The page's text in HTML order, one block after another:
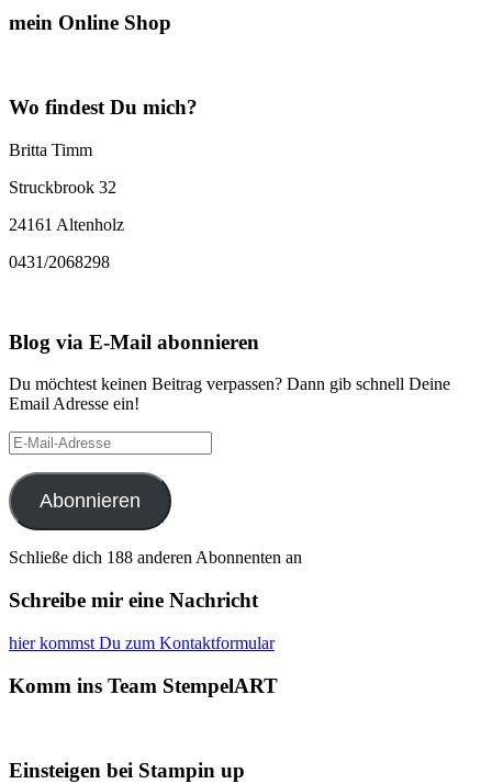
mein Online Shop
Wo findest Du mich?
Britta Timm
Struckbrook 32
24161 Altenholz
0431/2068298
Blog via E-Mail abonnieren
Du möchtest keinen Beitrag verpassen? Dann gib schnell Deine
Email Adresse ein!
E-
Mail-
Adresse
Abonnieren
Schließe dich 188 anderen Abonnenten an
Schreibe mir eine Nachricht
hier kommst Du zum Kontaktformular
Komm ins Team StempelART
Einsteigen bei Stampin up